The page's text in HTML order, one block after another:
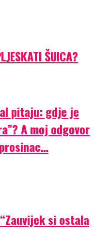
ŠUICA?
pitaju: gdje je
A moj odgovor
si ostala